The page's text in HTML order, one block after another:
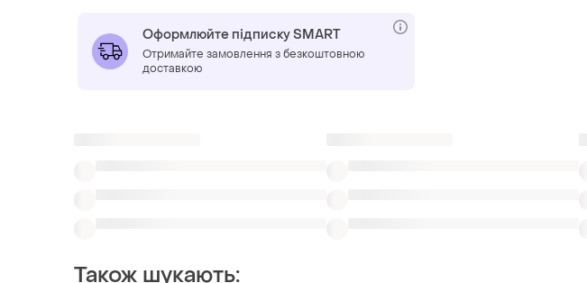
Оформлюйте підписку SMART
Отримайте замовлення з безкоштовною
доставкою